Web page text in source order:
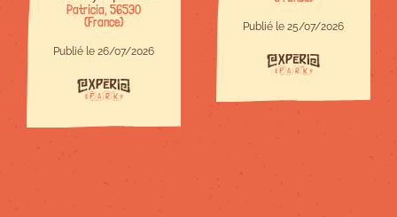
écoute et
bienveillant.Site
à taille
humaine,c est
parfait.Il y en a
pour tous les
chacun trouve
recommande !
Patricia, 56530
(France)
Publié le 26/07/2026
Publié le 25/07/2026